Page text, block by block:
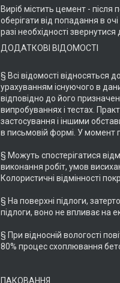
Виріб містить цемент -
оберігати від попадання в
разі необхідності
ДОДАТКОВІ ВІДОМОСТІ
§ Всі відомості відносяться
урахуванням існуючого в
відповідно до його
випробуваннях і тестах.
застосування і іншими
в письмовій формі. У момент
§ Можуть спостерігатися
виконання робіт, умов
Колористичні відмінності
§ На поверхні підлоги,
підлоги, воно не впливає на
§ При відносній вологості
80% процес схоплювання
ПАКОВАННЯ